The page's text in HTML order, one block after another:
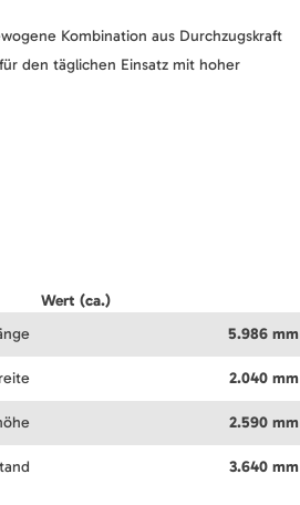
Kombination aus Durchzugskraft
den täglichen Einsatz mit hoher
Wert (ca.)
5.986 mm
2.040 mm
2.590 mm
3.640 mm